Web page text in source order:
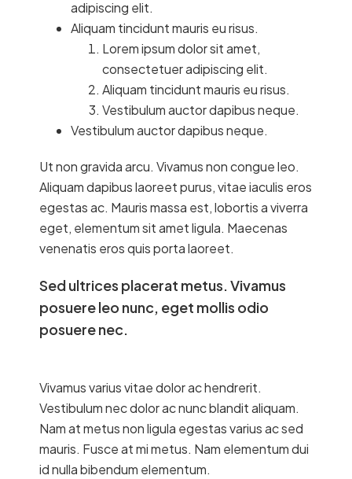
adipiscing elit.
Aliquam tincidunt mauris eu risus.
Lorem ipsum dolor sit amet,
consectetuer adipiscing elit.
Aliquam tincidunt mauris eu risus.
Vestibulum auctor dapibus neque.
Vestibulum auctor dapibus neque.
Ut non gravida arcu. Vivamus non congue leo.
Aliquam dapibus laoreet purus, vitae iaculis eros
egestas ac. Mauris massa est, lobortis a viverra
eget, elementum sit amet ligula. Maecenas
venenatis eros quis porta laoreet.
Sed ultrices placerat metus. Vivamus
posuere leo nunc, eget mollis odio
posuere nec.
Vivamus varius vitae dolor ac hendrerit.
Vestibulum nec dolor ac nunc blandit aliquam.
Nam at metus non ligula egestas varius ac sed
mauris. Fusce at mi metus. Nam elementum dui
id nulla bibendum elementum.